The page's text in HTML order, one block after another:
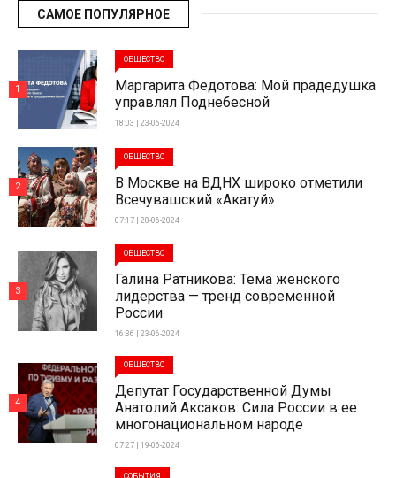
САМОЕ ПОПУЛЯРНОЕ
ОБЩЕСТВО
Маргарита Федотова: Мой прадедушка
управлял Поднебесной
18:03 | 23-06-2024
1
ОБЩЕСТВО
В Москве на ВДНХ широко отметили
Всечувашский «Акатуй»
07:17 | 20-06-2024
2
ОБЩЕСТВО
Галина Ратникова: Тема женского
лидерства — тренд современной
России
16:36 | 23-06-2024
3
ОБЩЕСТВО
Депутат Государственной Думы
Анатолий Аксаков: Сила России в ее
многонациональном народе
07:27 | 19-06-2024
4
СОБЫТИЯ